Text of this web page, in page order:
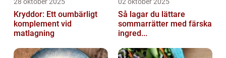
28 oktober 2025
Kryddor: Ett oumbärligt
komplement vid
matlagning
02 oktober 2025
Så lagar du lättare
sommarrätter med färska
ingred...